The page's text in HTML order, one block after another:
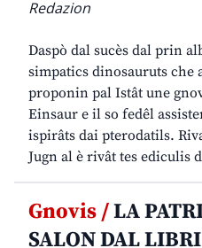
Redazion
Daspò dal sucès dal prin
simpatics dinosauruts che
proponin pal Istât une
Einsaur e il so fedêl
ispirâts dai pterodatils.
Jugn al è rivât tes ediculis
Gnovis /LA
SALON DAL